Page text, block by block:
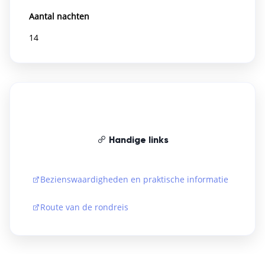
Aantal nachten
14
Handige links
Bezienswaardigheden en praktische informatie
Route van de rondreis